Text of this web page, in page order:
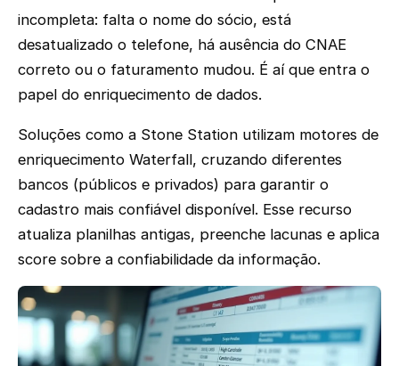
incompleta: falta o nome do sócio, está
desatualizado o telefone, há ausência do CNAE
correto ou o faturamento mudou. É aí que entra o
papel do enriquecimento de dados.
Soluções como a Stone Station utilizam motores de
enriquecimento Waterfall, cruzando diferentes
bancos (públicos e privados) para garantir o
cadastro mais confiável disponível. Esse recurso
atualiza planilhas antigas, preenche lacunas e aplica
score sobre a confiabilidade da informação.